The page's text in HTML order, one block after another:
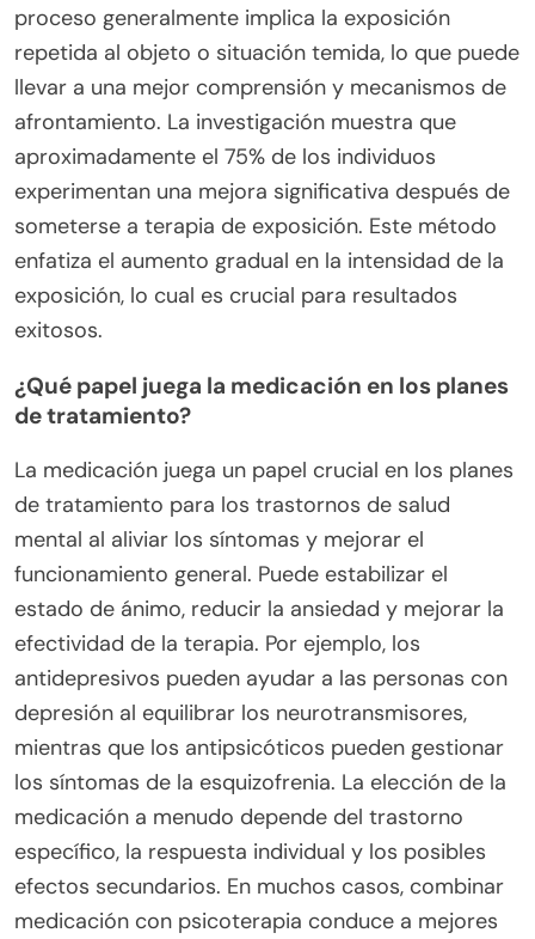
proceso generalmente implica la exposición
repetida al objeto o situación temida, lo que puede
llevar a una mejor comprensión y mecanismos de
afrontamiento. La investigación muestra que
aproximadamente el 75% de los individuos
experimentan una mejora significativa después de
someterse a terapia de exposición. Este método
enfatiza el aumento gradual en la intensidad de la
exposición, lo cual es crucial para resultados
exitosos.
¿Qué papel juega la medicación en los planes
de tratamiento?
La medicación juega un papel crucial en los planes
de tratamiento para los trastornos de salud
mental al aliviar los síntomas y mejorar el
funcionamiento general. Puede estabilizar el
estado de ánimo, reducir la ansiedad y mejorar la
efectividad de la terapia. Por ejemplo, los
antidepresivos pueden ayudar a las personas con
depresión al equilibrar los neurotransmisores,
mientras que los antipsicóticos pueden gestionar
los síntomas de la esquizofrenia. La elección de la
medicación a menudo depende del trastorno
específico, la respuesta individual y los posibles
efectos secundarios. En muchos casos, combinar
medicación con psicoterapia conduce a mejores